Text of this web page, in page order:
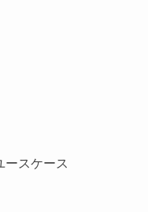
ースケース